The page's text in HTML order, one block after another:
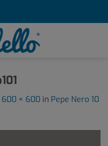
600 × 600 in Pepe Nero 10